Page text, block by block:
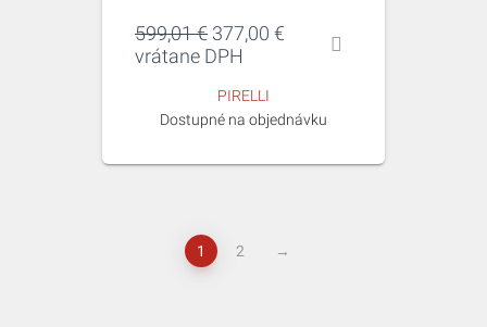
599,01€ Pôvodná
cena
599,01 €.
377,00 € Aktuálna
vrátane DPH
PIRELLI
Dostupné na objednávku
1 2 →